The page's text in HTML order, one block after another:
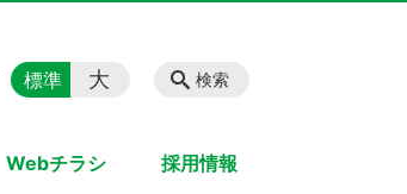
Webチラシ 採用情報
検索
標準 大